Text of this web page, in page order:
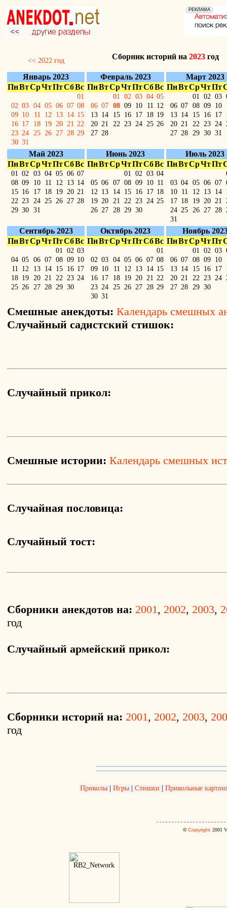
<< 2022 год Сборник историй на2023 год
Январь 2023
ПнВтСрЧтПтСбВс
01
02 03 04 05 06 07 08
09 10 11 12 13 14 15
16 17 18 19 20 21 22
23 24 25 26 27 28 29
30 31
Февраль 2023
ПнВтСрЧтПтСбВс
01 02 03 04 05
06 07 08 09 10 11 12
13 14 15 16 17 18 19
20 21 22 23 24 25 26
27 28
Март 2023
ПнВтСрЧтПт
01 02 03
06 07 08 09 10
13 14 15 16 17
20 21 22 23 24
27 28 29 30 31
Май 2023
ПнВтСрЧтПтСбВс
01 02 03 04 05 06 07
08 09 10 11 12 13 14
15 16 17 18 19 20 21
22 23 24 25 26 27 28
29 30 31
Июнь 2023
ПнВтСрЧтПтСбВс
01 02 03 04
05 06 07 08 09 10 11
12 13 14 15 16 17 18
19 20 21 22 23 24 25
26 27 28 29 30
Июль 2023
ПнВтСрЧтПт
03 04 05 06 07
10 11 12 13 14
17 18 19 20 21
24 25 26 27 28
31
Сентябрь 2023
ПнВтСрЧтПтСбВс
01 02 03
04 05 06 07 08 09 10
11 12 13 14 15 16 17
18 19 20 21 22 23 24
25 26 27 28 29 30
Октябрь 2023
ПнВтСрЧтПтСбВс
01
02 03 04 05 06 07 08
09 10 11 12 13 14 15
16 17 18 19 20 21 22
23 24 25 26 27 28 29
30 31
Ноябрь
ПнВтСрЧтПт
01 02 03
06 07 08 09 10
13 14 15 16 17
20 21 22 23 24
27 28 29 30
Смешные анекдоты: Календарь смешных
Случайный садистский стишок:
Случайный прикол:
Смешные истории: Календарь смешных
Случайная пословица:
Случайный тост:
Сборники анекдотов на: 2001, 2002, 2003,
год
Случайный армейский прикол:
Сборники историй на: 2001, 2002, 2003,
год
Приколы Игры| Стишки Прикольные
- - - - - - - - - - - - - - - - - - - - - -
©Copyright 2001